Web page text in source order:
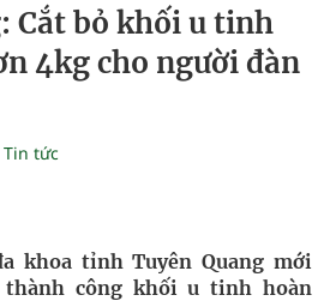
Cắt bỏ khối u tinh
4kg cho người đàn
Tin tức
khoa tỉnh Tuyên Quang mới
công khối u tinh hoàn